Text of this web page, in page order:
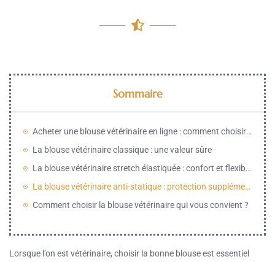
Sommaire
Acheter une blouse vétérinaire en ligne : comment choisir le modèle adapté ?
La blouse vétérinaire classique : une valeur sûre
La blouse vétérinaire stretch élastiquée : confort et flexibilité
La blouse vétérinaire anti-statique : protection supplémentaire
Comment choisir la blouse vétérinaire qui vous convient ?
Lorsque l’on est vétérinaire, choisir la bonne blouse est essentiel